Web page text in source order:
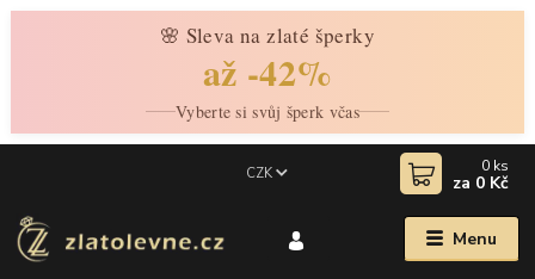
🌸 Sleva na zlaté šperky
až -42%
Vyberte si svůj šperk včas
Menu
CZK 0 ks
za 0 Kč